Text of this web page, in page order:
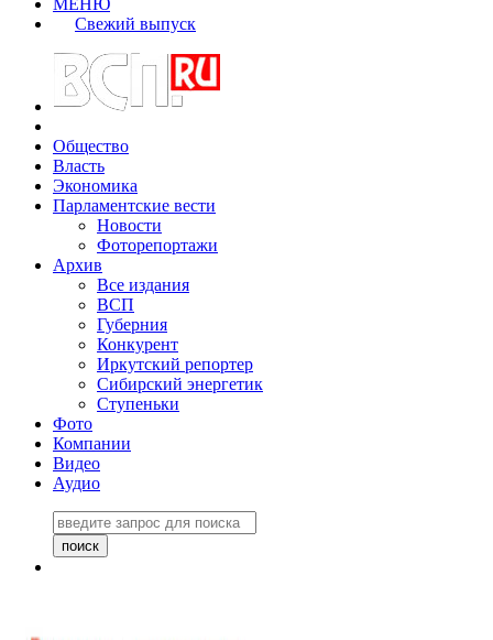
Свежий выпуск
Общество
Власть
Экономика
Парламентские вести
Новости
Фоторепортажи
Архив
Все издания
ВСП
Губерния
Конкурент
Иркутский репортер
Сибирский энергетик
Ступеньки
Фото
Компании
Видео
Аудио